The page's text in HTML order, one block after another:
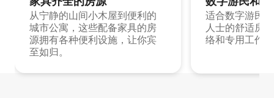
从宁静的山间小木屋到便利的
城市公寓，这些配备家具的房
源拥有各种便利设施，让你宾
至如归。
适合数字游民
人士的舒适房
络和专用工作